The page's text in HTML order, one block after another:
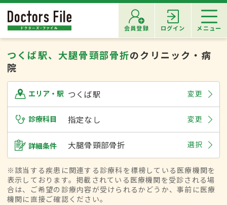
会員登録 ログイン メニュー
つくば駅、大腿骨頸部骨折のクリニック・病
院
エリア・駅 つくば駅 変更
診療科目 指定なし 変更
詳細条件 大腿骨頸部骨折 選択
※該当する疾患に関連する診療科を標榜している医療機関を
表示しております。掲載されている医療機関を受診される場
合は、ご希望の診療内容が受けられるかどうか、事前に医療
機関に直接ご確認ください。